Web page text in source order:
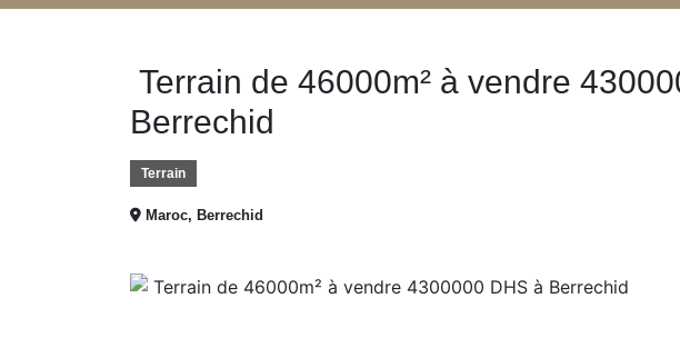
Terrain de 46000m² à vendre
Berrechid
Terrain
Maroc, Berrechid